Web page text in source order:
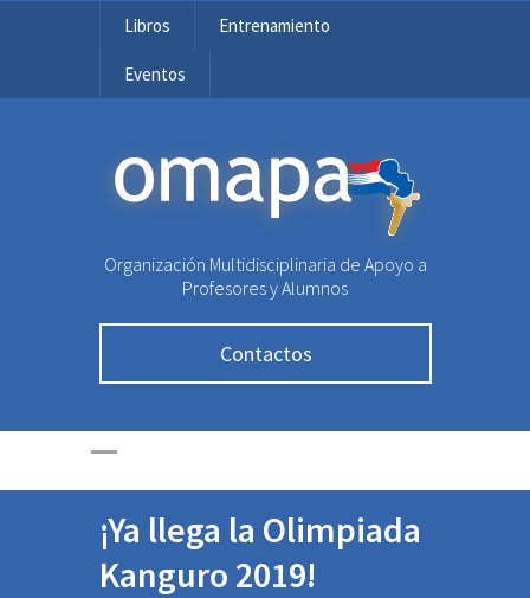
Libros Entrenamiento
Eventos
OMAPA
Organización Multidisciplinaria de Apoyo a
Profesores y Alumnos
Contactos
¡Ya llega la Olimpiada
Kanguro 2019!